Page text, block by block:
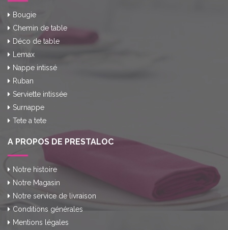
Bougie
Chemin de table
Déco de table
Lemax
Nappe intissé
Ruban
Serviette intissée
Surnappe
Tete a tete
A PROPOS DE PRESTALOC
Notre histoire
Notre Magasin
Notre service de livraison
Conditions générales
Mentions légales